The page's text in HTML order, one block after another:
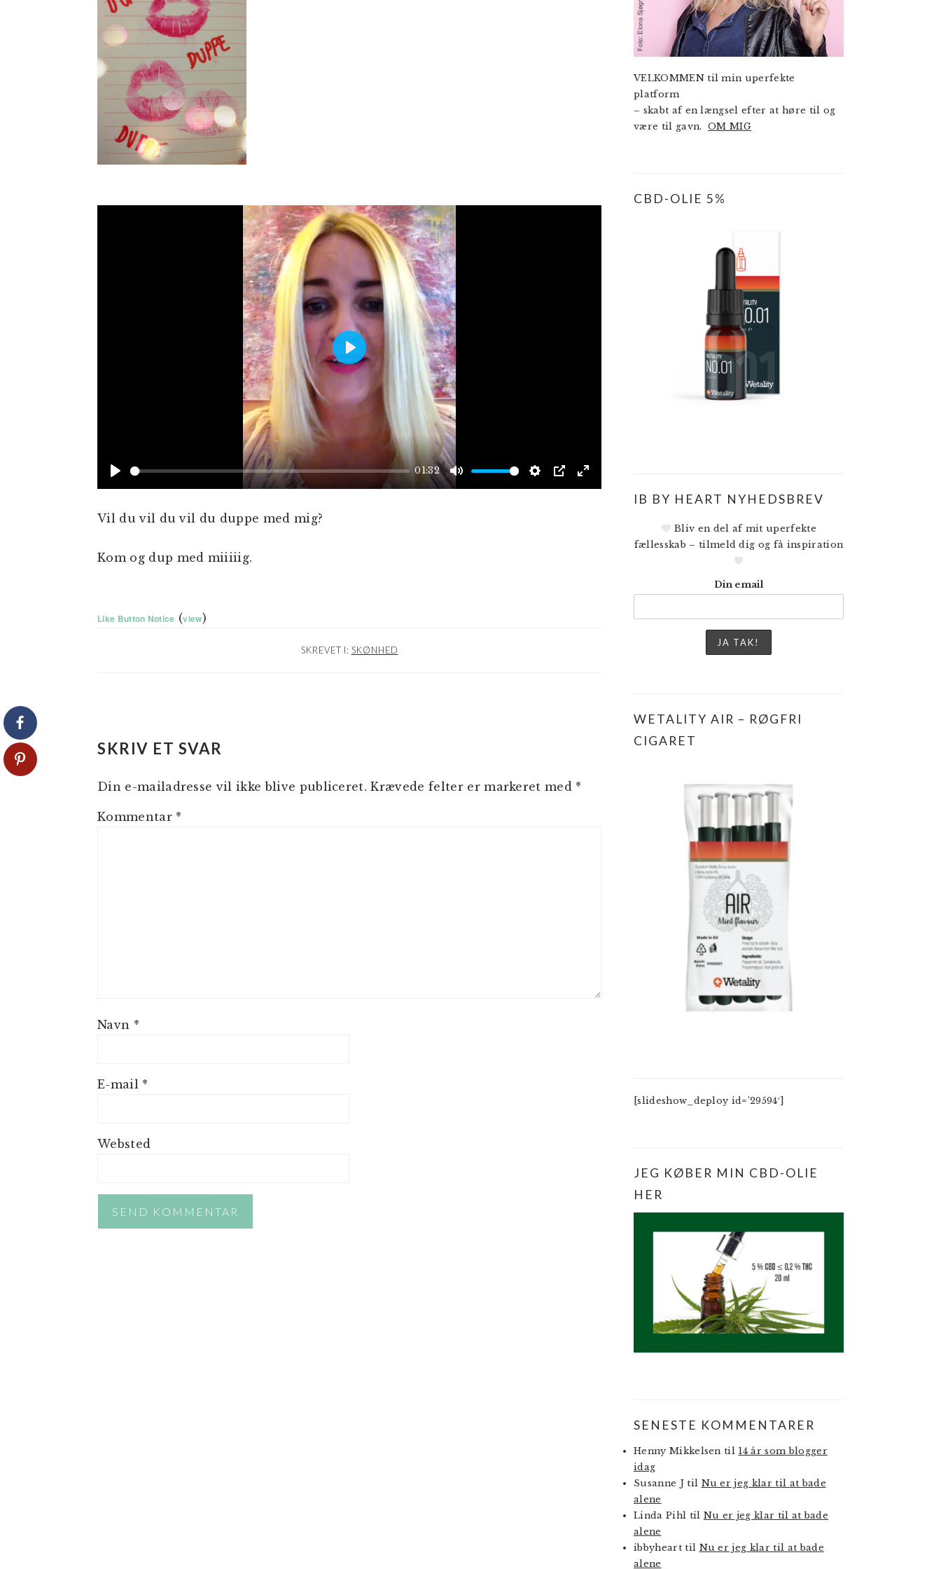
PLAY
01:32
MUTE SETTINGS
PIP ENTER
FULLSCREEN
PLAY
Vil du vil du vil du duppe med mig?
Kom og dup med miiiiig.
Like Button Notice (view)
SKREVET I: SKØNHED
SKRIV ET SVAR
Din e-mailadresse vil ikke blive publiceret. Krævede felter er markeret med *
Kommentar *
Navn *
E-mail *
Websted
VELKOMMEN til min uperfekte
platform
– skabt af en længsel efter at høre til og
være til gavn.OM MIG
CBD-OLIE 5%
IB BY HEART NYHEDSBREV
Bliv en del af mit uperfekte
fællesskab – tilmeld dig og få inspiration
Din email
WETALITY AIR – RØGFRI
CIGARET
[slideshow_deploy id=’29594′]
JEG KØBER MIN CBD-OLIE
HER
SENESTE KOMMENTARER
Henny Mikkelsen til 14 år som blogger
idag
Susanne Jtil Nu er jeg klar til at bade
alene
Linda Pihl til Nu er jeg klar til at bade
alene
ibbyhearttil Nu er jeg klar til at bade
alene